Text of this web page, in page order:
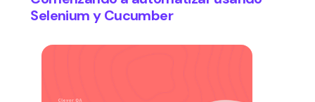
Selenium y Cucumber